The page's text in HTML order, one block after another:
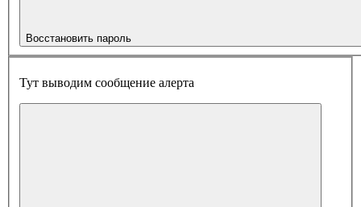
Восстановить пароль
Тут выводим сообщение алерта